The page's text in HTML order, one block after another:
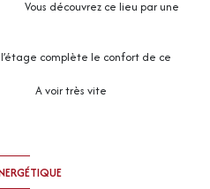
ce lieu par une
8m2 sur rue .
complète le confort de ce
.
vite